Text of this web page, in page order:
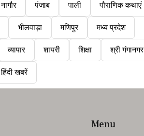
नागौर पंजाब पाली पौराणिक कथाएं
भीलवाड़ा मणिपुर मध्य प्रदेश
व्यापार शायरी शिक्षा श्री गंगानगर
हिंदी खबरें
Menu